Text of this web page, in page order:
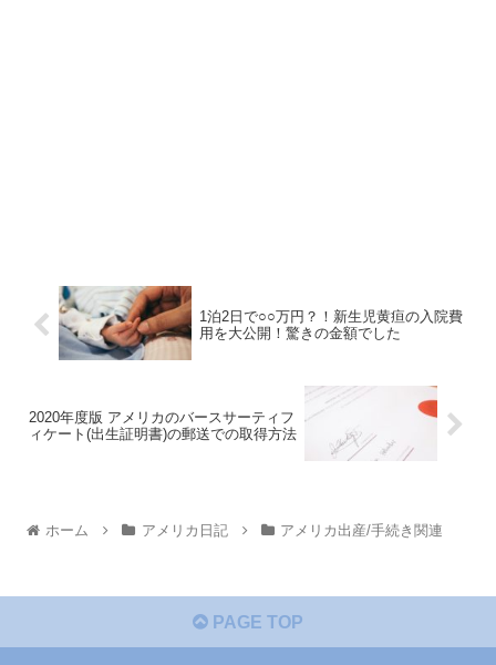
1泊2日で○○万円？！新生児黄疸の入院費
用を大公開！驚きの金額でした
2020年度版 アメリカのバースサーティフ
ィケート(出生証明書)の郵送での取得方法
ホーム アメリカ日記 アメリカ出産/手続き関連
PAGE TOP